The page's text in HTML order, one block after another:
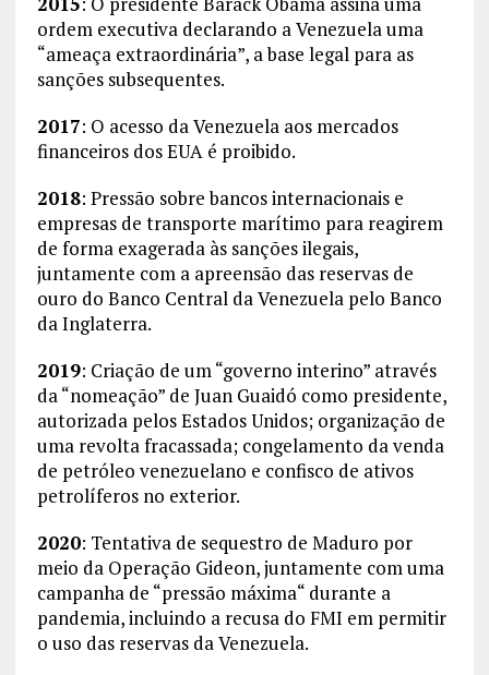
ordem executiva declarando a Venezuela uma
“ameaça extraordinária”, a base legal para as
sanções subsequentes.
2017: O acesso da Venezuela aos mercados
financeiros dos EUA é proibido.
2018: Pressão sobre bancos internacionais e
empresas de transporte marítimo para reagirem
de forma exagerada às sanções ilegais,
juntamente com a apreensão das reservas de
ouro do Banco Central da Venezuela pelo Banco
da Inglaterra.
2019: Criação de um “governo interino” através
da “nomeação” de Juan Guaidó como presidente,
autorizada pelos Estados Unidos; organização de
uma revolta fracassada; congelamento da venda
de petróleo venezuelano e confisco de ativos
petrolíferos no exterior.
2020: Tentativa de sequestro de Maduro por
meio da Operação Gideon, juntamente com uma
campanha de “pressão máxima“ durante a
pandemia, incluindo a recusa do FMI em permitir
o uso das reservas da Venezuela.